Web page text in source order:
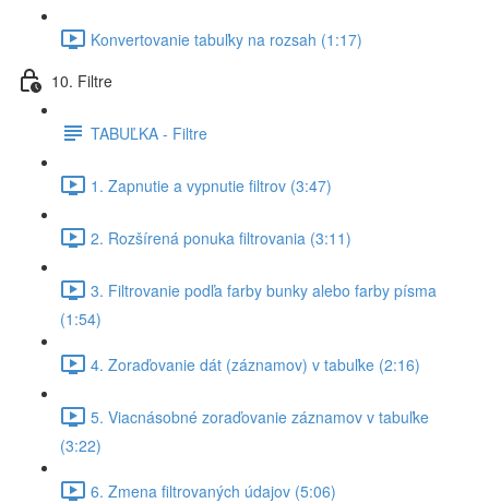
Konvertovanie tabuľky na rozsah (1:17)
10. Filtre
TABUĽKA - Filtre
1. Zapnutie a vypnutie filtrov (3:47)
2. Rozšírená ponuka filtrovania (3:11)
3. Filtrovanie podľa farby bunky alebo farby písma
(1:54)
4. Zoraďovanie dát (záznamov) v tabuľke (2:16)
5. Viacnásobné zoraďovanie záznamov v tabuľke
(3:22)
6. Zmena filtrovaných údajov (5:06)